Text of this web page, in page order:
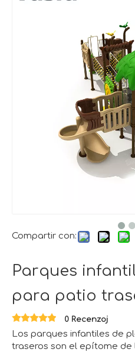
Compartir con:
Parques
para patio
0 Recenzoj
Los parques infantiles de
traseros son el epítome de